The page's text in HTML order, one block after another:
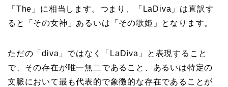
「The」に相当します。つまり、「LaDiva」は直訳す
ると「その女神」あるいは「その歌姫」となります。
ただの「diva」ではなく「LaDiva」と表現すること
で、その存在が唯一無二であること、あるいは特定の
文脈において最も代表的で象徴的な存在であることが